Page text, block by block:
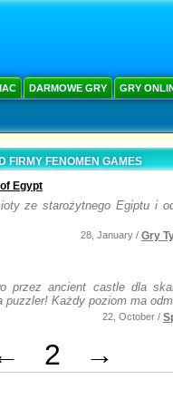
DARMOWE GRY GRY
FIRMY FENOMEN GAMES
Egypt
ze starożytnego Egiptu i
28, January / Gry
przez ancient castle dla
puzzler! Każdy poziom ma
22, October /
2 →